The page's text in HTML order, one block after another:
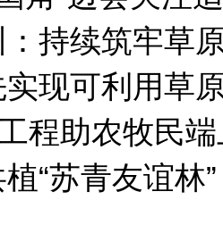
持续筑牢草
现可利用草
程助农牧民端
“苏青友谊林